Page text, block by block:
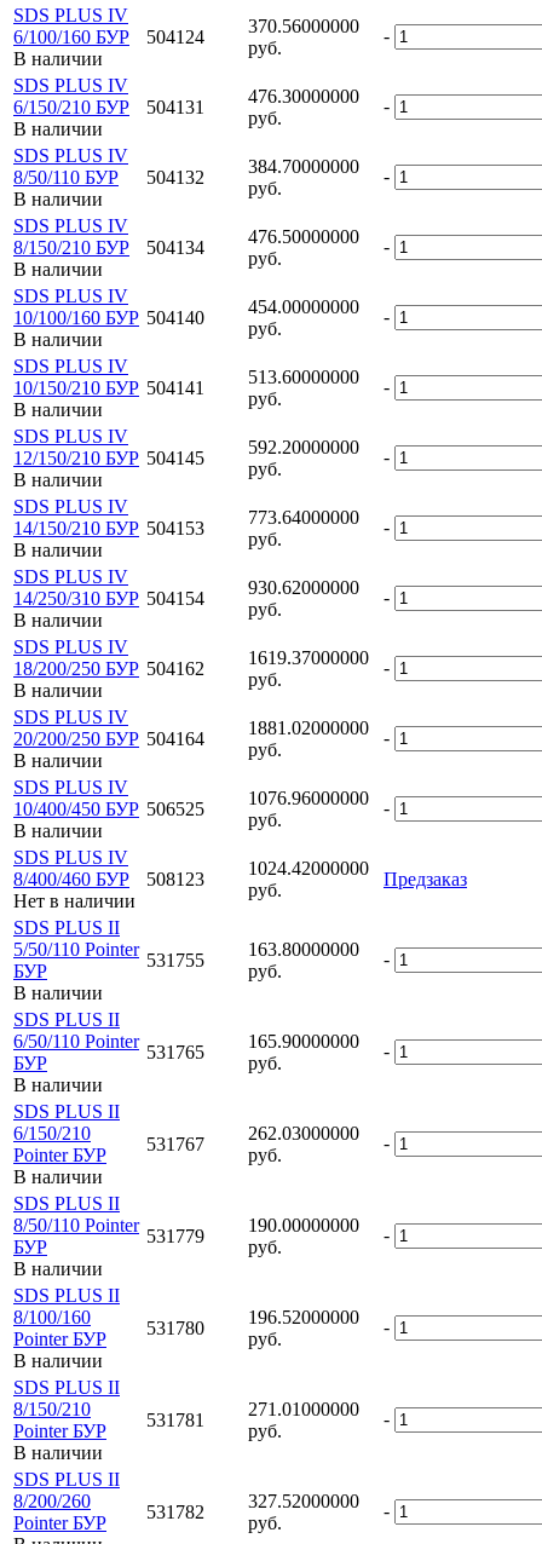
SDS PLUS IV
6/100/160 БУР
В наличии
504124
370.56000000
руб.
-
SDS PLUS IV
6/150/210 БУР
В наличии
504131
476.30000000
руб.
-
SDS PLUS IV
8/50/110 БУР
В наличии
504132
384.70000000
руб.
-
SDS PLUS IV
8/150/210 БУР
В наличии
504134
476.50000000
руб.
-
SDS PLUS IV
10/100/160 БУР
В наличии
504140
454.00000000
руб.
-
SDS PLUS IV
10/150/210 БУР
В наличии
504141
513.60000000
руб.
-
SDS PLUS IV
12/150/210 БУР
В наличии
504145
592.20000000
руб.
-
SDS PLUS IV
14/150/210 БУР
В наличии
504153
773.64000000
руб.
-
SDS PLUS IV
14/250/310 БУР
В наличии
504154
930.62000000
руб.
-
SDS PLUS IV
18/200/250 БУР
В наличии
504162
1619.37000000
руб.
-
SDS PLUS IV
20/200/250 БУР
В наличии
504164
1881.02000000
руб.
-
SDS PLUS IV
10/400/450 БУР
В наличии
506525
1076.96000000
руб.
-
SDS PLUS IV
8/400/460 БУР
Нет в наличии
508123
1024.42000000
руб.
Предзаказ
SDS PLUS II
5/50/110 Pointer
БУР
В наличии
531755
163.80000000
руб.
-
SDS PLUS II
6/50/110 Pointer
БУР
В наличии
531765
165.90000000
руб.
-
SDS PLUS II
6/150/210
Pointer БУР
В наличии
531767
262.03000000
руб.
-
SDS PLUS II
8/50/110 Pointer
БУР
В наличии
531779
190.00000000
руб.
-
SDS PLUS II
8/100/160
Pointer БУР
В наличии
531780
196.52000000
руб.
-
SDS PLUS II
8/150/210
Pointer БУР
В наличии
531781
271.01000000
руб.
-
SDS PLUS II
8/200/260
Pointer БУР
531782
327.52000000
руб.
-